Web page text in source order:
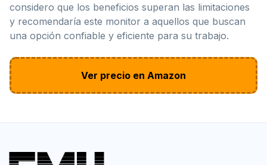
considero que los beneficios superan las limitaciones
y recomendaría este monitor a aquellos que buscan
una opción confiable y eficiente para su trabajo.
Ver precio en Amazon